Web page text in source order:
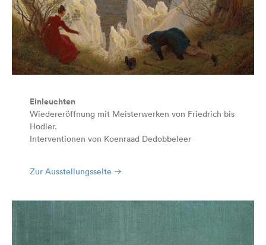
Einleuchten
Wiedereröffnung mit Meisterwerken von Friedrich bis
Hodler.
Interventionen von Koenraad Dedobbeleer
Zur Ausstellungsseite